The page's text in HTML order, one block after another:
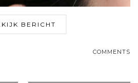
BERICHT
COMMENTS